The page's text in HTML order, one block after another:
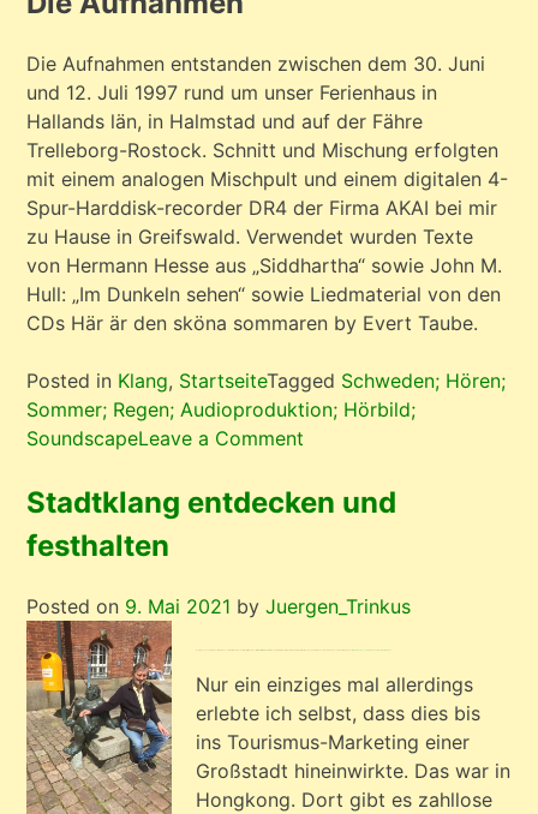
Die Aufnahmen entstanden zwischen dem 30. Juni
und 12. Juli 1997 rund um unser Ferienhaus in
Hallands län, in Halmstad und auf der Fähre
Trelleborg-Rostock. Schnitt und Mischung erfolgten
mit einem analogen Mischpult und einem digitalen 4-
Spur-Harddisk-recorder DR4 der Firma AKAI bei mir
zu Hause in Greifswald. Verwendet wurden Texte
von Hermann Hesse aus „Siddhartha“ sowie John M.
Hull: „Im Dunkeln sehen“ sowie Liedmaterial von den
CDs Här är den sköna sommaren by Evert Taube.
Posted in Klang, StartseiteTagged Schweden; Hören;
Sommer; Regen; Audioproduktion; Hörbild;
SoundscapeLeave a Comment
hören
Stadtklang entdecken und
festhalten
Posted on 9. Mai 2021 byJuergen_Trinkus
Nur ein einziges mal allerdings
erlebte ich selbst, dass dies bis
ins Tourismus-Marketing einer
Großstadt hineinwirkte. Das war in
Hongkong. Dort gibt es zahllose